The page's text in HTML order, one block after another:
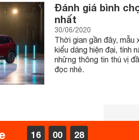
Đánh giá bình
nhất
30/06/2020
Thời gian gần đây,
kiểu dáng hiện đại, tính
những thông tin thú vị
đọc nhé.
16 00 27